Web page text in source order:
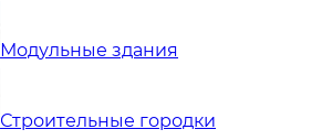
Модульные здания
Строительные городки